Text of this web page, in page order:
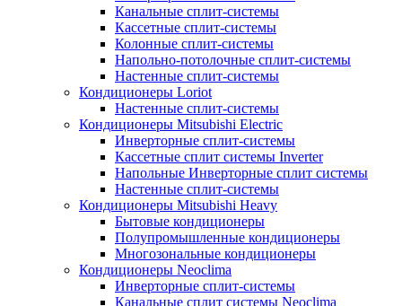
Канальные сплит-системы
Кассетные сплит-системы
Колонные сплит-системы
Напольно-потолочные сплит-системы
Настенные сплит-системы
Кондиционеры Loriot
Настенные сплит-системы
Кондиционеры Mitsubishi Electric
Инверторные сплит-системы
Кассетные сплит системы Inverter
Напольные Инверторные сплит системы
Настенные сплит-системы
Кондиционеры Mitsubishi Heavy
Бытовые кондиционеры
Полупромышленные кондиционеры
Многозональные кондиционеры
Кондиционеры Neoclima
Инверторные сплит-системы
Канальные сплит системы Neoclima